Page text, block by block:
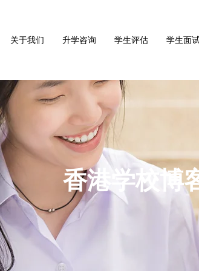
关于我们 升学咨询 学生评估 学生面
香港学校博